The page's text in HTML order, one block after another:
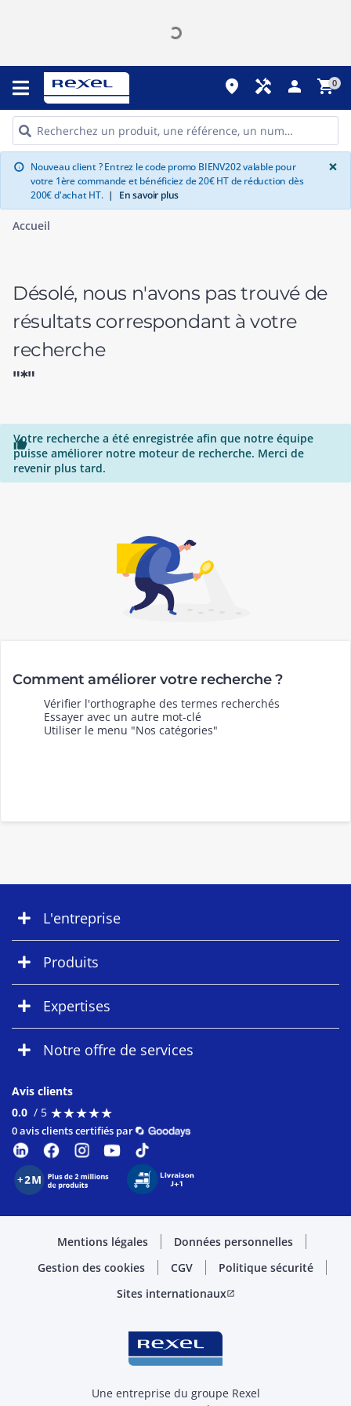
place handyman person shopping_cart0
info Nouveau client ? Entrez le code promo BIENV202 valable pour
votre 1ère commande et bénéficiez de 20€ HT de réduction dès
200€ d'achat HT. | En savoir plus
×
Accueil
Désolé, nous n'avons pas trouvé de
résultats correspondant à votre
recherche
"*"

Votre recherche a été enregistrée afin que notre équipe
puisse améliorer notre moteur de recherche. Merci de
revenir plus tard.
Comment améliorer votre recherche ?
Vérifier l'orthographe des termes recherchés
Essayer avec un autre mot-clé
Utiliser le menu "Nos catégories"
L'entreprise
Produits
Expertises
Notre offre de services
Avis clients
0.0 / 5 ★★★★★
★★★★★
0 avis clients certifiés par
Mentions légales
Données personnelles
Gestion des cookies
CGV
Politique sécurité
Sites internationauxopen_in_new
Une entreprise du groupe Rexel